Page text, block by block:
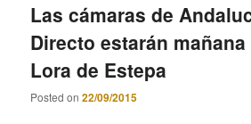
Las cámaras de
Directo estarán mañana
Lora de Estepa
Posted on22/09/2015